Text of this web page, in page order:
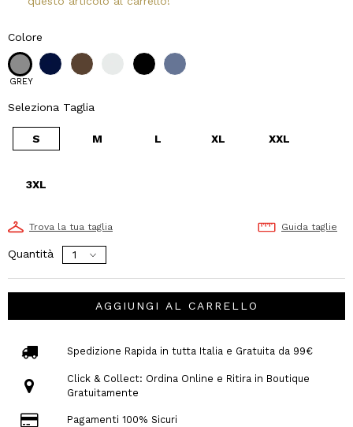
Colore
GREY
Seleziona Taglia
S M L XL XXL
3XL
Trova la tua taglia Guida taglie
Quantità
AGGIUNGI AL CARRELLO
Spedizione Rapida in tutta Italia e Gratuita da 99€
Click & Collect: Ordina Online e Ritira in Boutique
Gratuitamente
Pagamenti 100% Sicuri